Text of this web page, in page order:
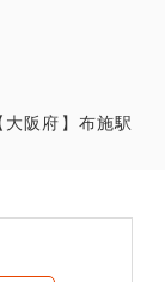
大阪府】布施駅